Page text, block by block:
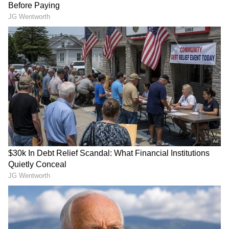
ಹೆಚ್ಚಾಗಿ ಪಬ್‌, ಬಾರುಗಳು ಇರುವ ಕಡೆ ಪೊಲೀಸರು ರೌಂಡ್ಸ್‌
(ಗಸ್ತು ) ತಿರುಗುತ್ತಿದ್ದರು. ಆಯಾ ವಲಯದ ಡಿಸಿಪಿಗಳ
ನೇತೃತ್ವದಲ್ಲಿ ಬಿಗಿ ಬಂದೋಬಸ್ತು ಒದಗಿಸಲಾಗಿತ್ತು. ಸಂಚಾರ
ಪೊಲೀಸರನ್ನೂ ಕೂಡ ಬಂದೋಬಸ್ತ್‌ಗೆ ಬಳಸಿಕೊಳ್ಳಲಾಗಿತ್ತು.
ಮುನ್ನೇಚ್ಚರಿಕಾ ಕ್ರಮವಾಗಿ ನಗರದ ಪ್ರಮುಖ
ಪ್ಲೈಓವರ್‌ಗಳನ್ನು ಬಂದ್‌ ಮಾಡಲಾಗಿತ್ತು. ನಿಯಮ ಮೀರಿ
ರಸ್ತೆಗೆ ಇಳಿದು ಸಂಭ್ರಮಾಚರಣೆಯಲ್ಲಿ ತೊಡಗಿದ್ದ ಕೆಲವರ
ವಿರುದ್ಧ ಪೊಲೀಸರು ಕಾನೂನು ಕ್ರಮ ಜರುಗಿದ್ದಾರೆ.
ಮಾಲ್‌ಗಳಲ್ಲಿ ಐಪಿಎಲ್‌ ಫೈನಲ್‌ ಲೈವ್ ಸ್ಕ್ರೀನಿಂಗ್‌ಗೆ
RECOMMENDED STORIES